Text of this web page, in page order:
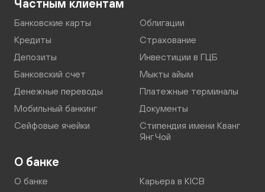
Частным клиентам
Банковские карты
Кредиты
Депозиты
Банковский счет
Денежные переводы
Мобильный банкинг
Сейфовые ячейки
Облигации
Страхование
Инвестиции в ГЦБ
Мыкты айым
Платежные терминалы
Документы
Стипендия имени Кванг
Янг Чой
О банке
О банке
Карьера в KICB